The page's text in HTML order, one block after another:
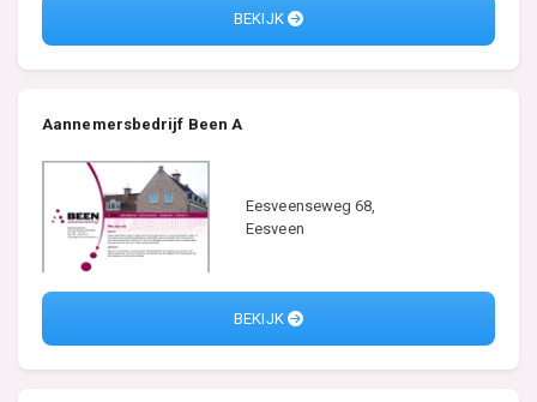
BEKIJK
Aannemersbedrijf Been A
Eesveenseweg 68,
Eesveen
BEKIJK